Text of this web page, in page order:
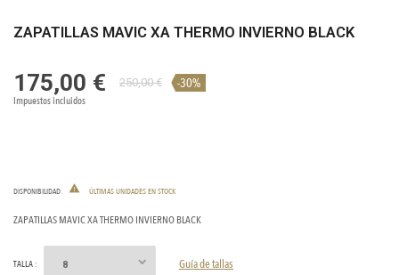
ZAPATILLAS MAVIC XA THERMO INVIERNO BLACK
175,00 € 250,00 € -30%
Impuestos incluidos
DISPONIBILIDAD:  ÚLTIMAS UNIDADES EN STOCK
ZAPATILLAS MAVIC XA THERMO INVIERNO BLACK
TALLA : Guía de tallas